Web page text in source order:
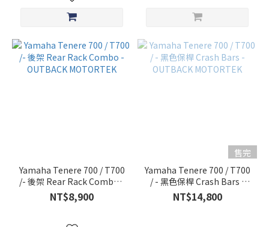
Yamaha Tenere 700 / T700
/- 後架 Rear Rack Combo -
OUTBACK MOTORTEK
NT$8,900
售完
Yamaha Tenere 700 / T700
/ - 黑色保桿 Crash Bars -
OUTBACK MOTORTEK
NT$14,800